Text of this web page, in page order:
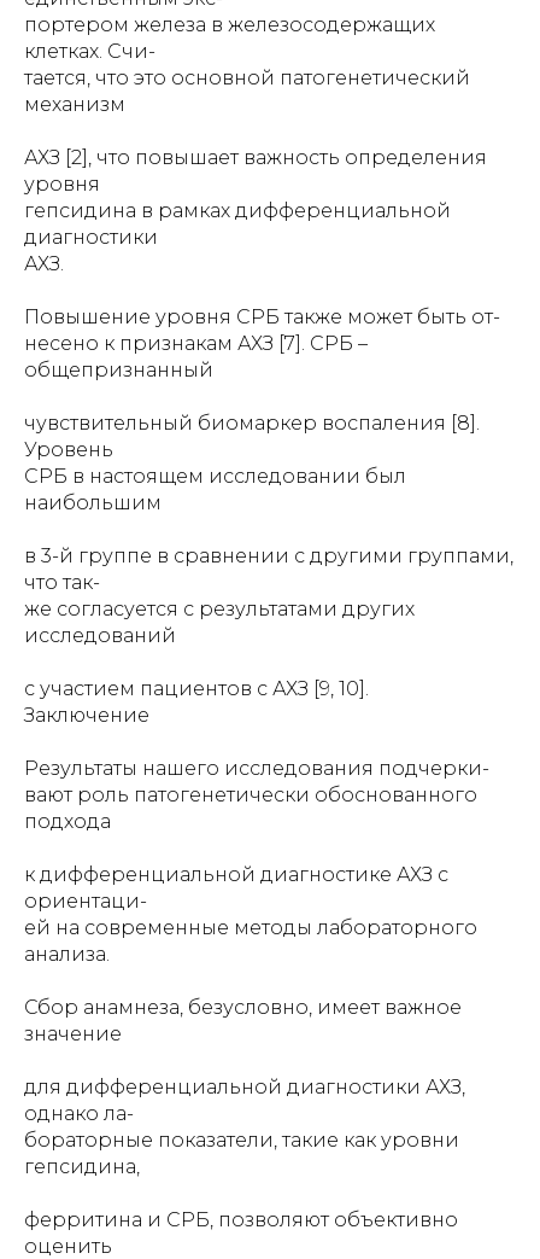
портером железа в железосодержащих
клетках. Счи-
тается, что это основной патогенетический
механизм
АХЗ [2], что повышает важность определения
уровня
гепсидина в рамках дифференциальной
диагностики
АХЗ.
Повышение уровня СРБ также может быть от-
несено к признакам АХЗ [7]. СРБ –
общепризнанный
чувствительный биомаркер воспаления [8].
Уровень
СРБ в настоящем исследовании был
наибольшим
в 3-й группе в сравнении с другими группами,
что так-
же согласуется с результатами других
исследований
с участием пациентов с АХЗ [9, 10].
Заключение
Результаты нашего исследования подчерки-
вают роль патогенетически обоснованного
подхода
к дифференциальной диагностике АХЗ с
ориентаци-
ей на современные методы лабораторного
анализа.
Сбор анамнеза, безусловно, имеет важное
значение
для дифференциальной диагностики АХЗ,
однако ла-
бораторные показатели, такие как уровни
гепсидина,
ферритина и СРБ, позволяют объективно
оценить